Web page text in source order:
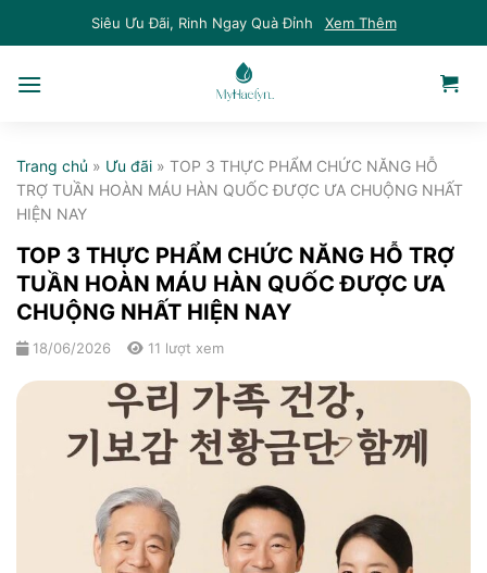
Siêu Ưu Đãi, Rinh Ngay Quà Đỉnh Xem Thêm
Trang chủ » Ưu đãi » TOP 3 THỰC PHẨM CHỨC NĂNG HỖ
TRỢ TUẦN HOÀN MÁU HÀN QUỐC ĐƯỢC ƯA CHUỘNG NHẤT
HIỆN NAY
TOP 3 THỰC PHẨM CHỨC NĂNG HỖ TRỢ
TUẦN HOÀN MÁU HÀN QUỐC ĐƯỢC ƯA
CHUỘNG NHẤT HIỆN NAY
18/06/2026 11 lượt xem